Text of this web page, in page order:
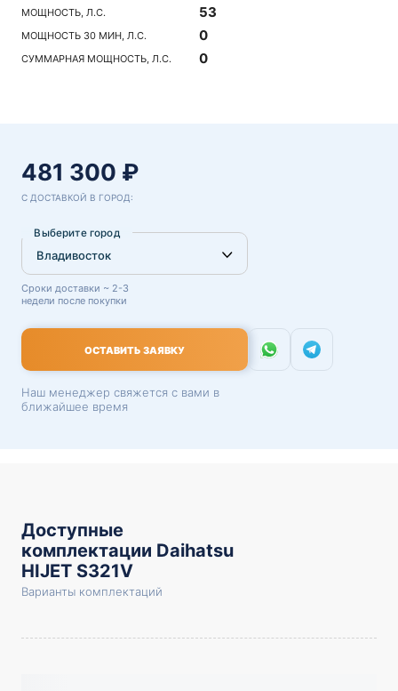
МОЩНОСТЬ, Л.С. 53
МОЩНОСТЬ 30 МИН, Л.С. 0
СУММАРНАЯ МОЩНОСТЬ, Л.С. 0
481 300 ₽
С ДОСТАВКОЙ В ГОРОД:
Выберите город
Сроки доставки ~ 2-3
недели после покупки
ОСТАВИТЬ ЗАЯВКУ
Наш менеджер свяжется с вами в
ближайшее время
Доступные
комплектации Daihatsu
HIJET S321V
Варианты комплектаций